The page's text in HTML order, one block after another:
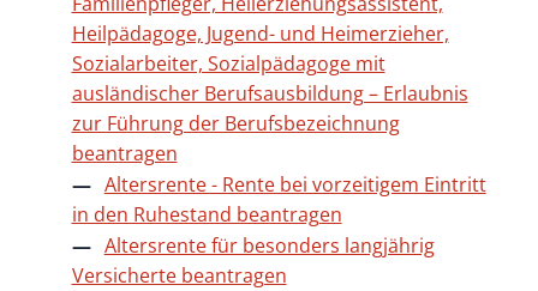
Heilpädagoge, Jugend- und Heimerzieher,
Sozialarbeiter, Sozialpädagoge mit
ausländischer Berufsausbildung – Erlaubnis
zur Führung der Berufsbezeichnung
beantragen
Altersrente - Rente bei vorzeitigem Eintritt
in den Ruhestand beantragen
Altersrente für besonders langjährig
Versicherte beantragen